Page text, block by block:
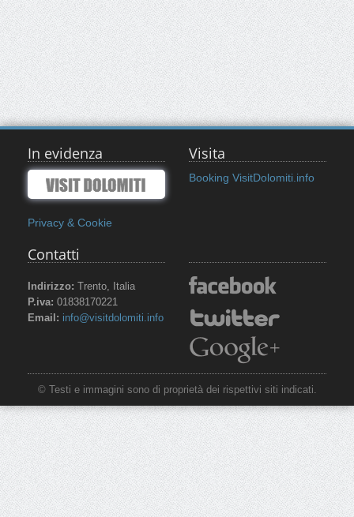
In evidenza
Privacy & Cookie
Visita
Booking VisitDolomiti.info
Contatti
Indirizzo: Trento, Italia
P.iva: 01838170221
Email: info@visitdolomiti.info
© Testi e immagini sono di proprietà dei rispettivi siti indicati.